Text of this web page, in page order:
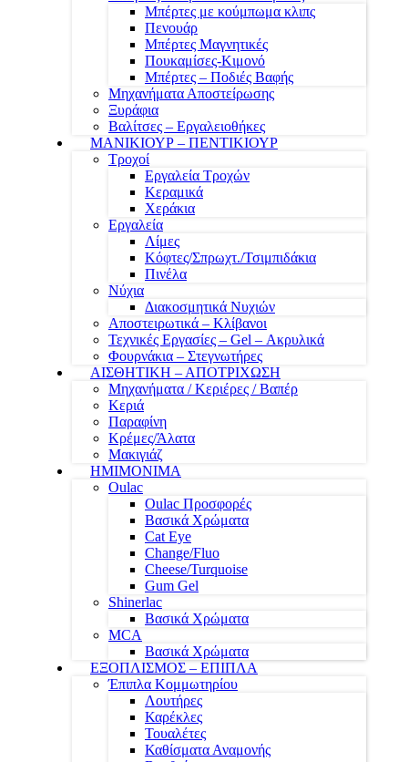
Μπέρτες με κούμπωμα κλιπς
Πενουάρ
Μπέρτες Μαγνητικές
Πουκαμίσες-Κιμονό
Μπέρτες – Ποδιές Βαφής
Μηχανήματα Αποστείρωσης
Ξυράφια
Βαλίτσες – Εργαλειοθήκες
ΜΑΝΙΚΙΟΥΡ – ΠΕΝΤΙΚΙΟΥΡ
Τροχοί
Εργαλεία Τροχών
Κεραμικά
Χεράκια
Εργαλεία
Λίμες
Κόφτες/Σπρωχτ./Τσιμπιδάκια
Πινέλα
Νύχια
Διακοσμητικά Νυχιών
Αποστειρωτικά – Κλίβανοι
Τεχνικές Εργασίες – Gel – Ακρυλικά
Φουρνάκια – Στεγνωτήρες
ΑΙΣΘΗΤΙΚΗ – ΑΠΟΤΡΙΧΩΣΗ
Μηχανήματα / Κεριέρες / Βαπέρ
Κεριά
Παραφίνη
Κρέμες/Άλατα
Μακιγιάζ
ΗΜΙΜΟΝΙΜΑ
Oulac
Oulac Προσφορές
Βασικά Χρώματα
Cat Eye
Change/Fluo
Cheese/Turquoise
Gum Gel
Shinerlac
Βασικά Χρώματα
MCA
Βασικά Χρώματα
ΕΞΟΠΛΙΣΜΟΣ – ΕΠΙΠΛΑ
Έπιπλα Κομμωτηρίου
Λουτήρες
Καρέκλες
Τουαλέτες
Καθίσματα Αναμονής